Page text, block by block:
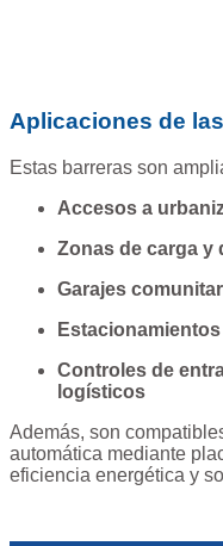
Aplicaciones de
Estas barreras son
Accesos a
Zonas de carga y
Garajes
Controles de
logísticos
Además, son
automática mediante
eficiencia energética y